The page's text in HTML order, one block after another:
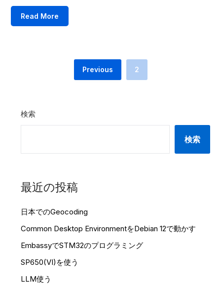
Read More
Previous 2
検索
検索
最近の投稿
日本でのGeocoding
Common Desktop EnvironmentをDebian 12で動かす
EmbassyでSTM32のプログラミング
SP650(VI)を使う
LLM使う